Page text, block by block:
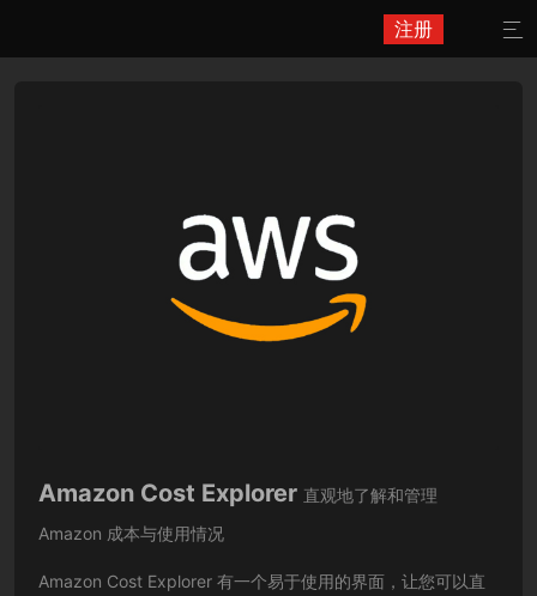
注册 
Amazon Cost Explorer 直观地了解和管理
Amazon 成本与使用情况
Amazon Cost Explorer 有一个易于使用的界面，让您可以直